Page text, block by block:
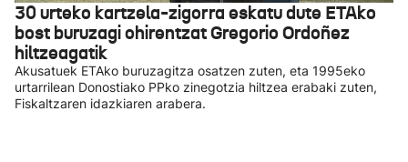
30 urteko kartzela-zigorra eskatu dute ETAko
bost buruzagi ohirentzat Gregorio Ordoñez
hiltzeagatik
Akusatuek ETAko buruzagitza osatzen zuten, eta 1995eko
urtarrilean Donostiako PPko zinegotzia hiltzea erabaki zuten,
Fiskaltzaren idazkiaren arabera.